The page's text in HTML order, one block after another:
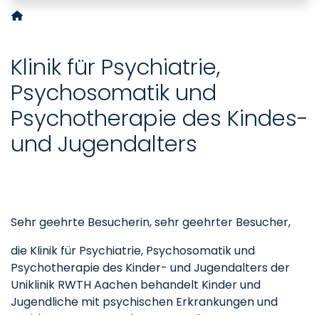
Klinik für Psychiatrie, Psychosomatik und Psychotherapie
Klinik für Psychiatrie,
Psychosomatik und
Psychotherapie des Kindes-
und Jugendalters
Sehr geehrte Besucherin, sehr geehrter Besucher,
die Klinik für Psychiatrie, Psychosomatik und
Psychotherapie des Kinder- und Jugendalters der
Uniklinik RWTH Aachen behandelt Kinder und
Jugendliche mit psychischen Erkrankungen und